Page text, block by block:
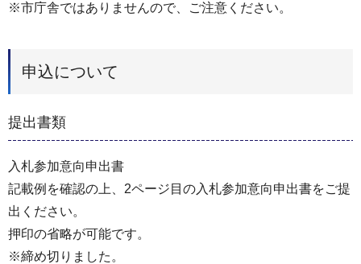
※市庁舎ではありませんので、ご注意ください。
申込について
提出書類
入札参加意向申出書
記載例を確認の上、2ページ目の入札参加意向申出書をご提
出ください。
押印の省略が可能です。
※締め切りました。